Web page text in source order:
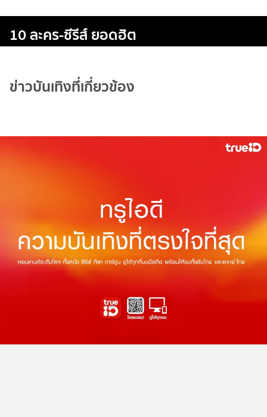
10 ละคร-ซีรีส์ ยอดฮิต
ข่าวบันเทิงที่เกี่ยวข้อง